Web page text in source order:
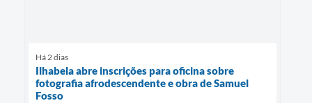
Há 2 dias
Ilhabela abre inscrições para oficina sobre
fotografia afrodescendente e obra de Samuel
Fosso